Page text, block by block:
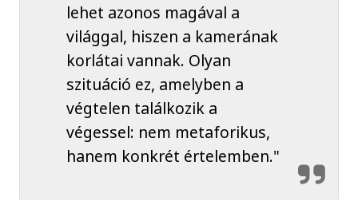
lehet azonos magával a
világgal, hiszen a kamerának
korlátai vannak. Olyan
szituáció ez, amelyben a
végtelen találkozik a
végessel: nem metaforikus,
hanem konkrét értelemben."